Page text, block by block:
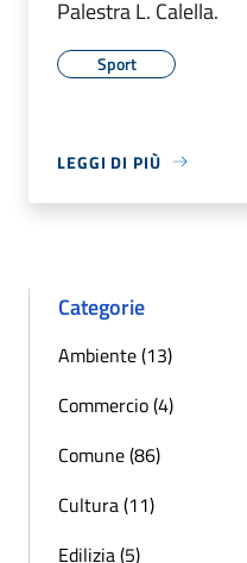
Palestra L. Calella.
Sport
LEGGI DI PIÙ
Categorie
Ambiente (13)
Commercio (4)
Comune (86)
Cultura (11)
Edilizia (5)